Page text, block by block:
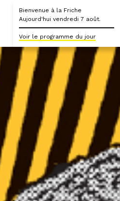
Bienvenue à la Friche
Aujourd'hui vendredi 7 août.
Voir le programme du jour